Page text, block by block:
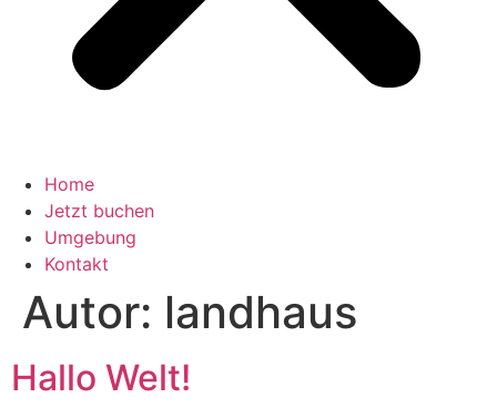
Home
Jetzt buchen
Umgebung
Kontakt
Autor: landhaus
Hallo Welt!